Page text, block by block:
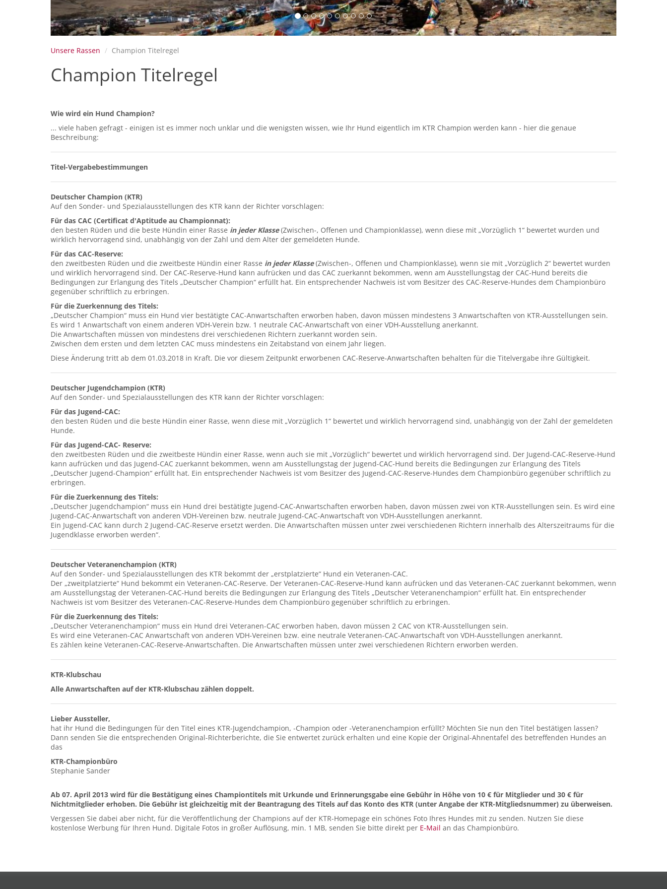
Unsere Rassen Champion Titelregel
Champion Titelregel
Wie wird ein Hund Champion?
... viele haben gefragt - einigen ist es immer noch unklar und die wenigsten wissen, wie Ihr Hund eigentlich im KTR Champion werden kann - hier die genaue
Beschreibung:
Titel-Vergabebestimmungen
Deutscher Champion (KTR)
Auf den Sonder- und Spezialausstellungen des KTR kann der Richter vorschlagen:
Für das CAC (Certificat d'Aptitude au Championnat):
den besten Rüden und die beste Hündin einer Rasse in jeder Klasse(Zwischen-, Offenen und Championklasse), wenn diese mit „Vorzüglich 1“ bewertet wurden und
wirklich hervorragend sind, unabhängig von der Zahl und dem Alter der gemeldeten Hunde.
Für das CAC-Reserve:
den zweitbesten Rüden und die zweitbeste Hündin einer Rasse in jeder Klasse(Zwischen-, Offenen und Championklasse), wenn sie mit „Vorzüglich 2“ bewertet wurden
und wirklich hervorragend sind. Der CAC-Reserve-Hund kann aufrücken und das CAC zuerkannt bekommen, wenn am Ausstellungstag der CAC-Hund bereits die
Bedingungen zur Erlangung des Titels „Deutscher Champion“ erfüllt hat. Ein entsprechender Nachweis ist vom Besitzer des CAC-Reserve-Hundes dem Championbüro
gegenüber schriftlich zu erbringen.
Für die Zuerkennung des Titels:
„Deutscher Champion“ muss ein Hund vier bestätigte CAC-Anwartschaften erworben haben, davon müssen mindestens 3 Anwartschaften von KTR-Ausstellungen sein.
Es wird 1 Anwartschaft von einem anderen VDH-Verein bzw. 1 neutrale CAC-Anwartschaft von einer VDH-Ausstellung anerkannt.
Die Anwartschaften müssen von mindestens drei verschiedenen Richtern zuerkannt worden sein.
Zwischen dem ersten und dem letzten CAC muss mindestens ein Zeitabstand von einem Jahr liegen.
Diese Änderung tritt ab dem 01.03.2018 in Kraft. Die vor diesem Zeitpunkt erworbenen CAC-Reserve-Anwartschaften behalten für die Titelvergabe ihre Gültigkeit.
Deutscher Jugendchampion (KTR)
Auf den Sonder- und Spezialausstellungen des KTR kann der Richter vorschlagen:
Für das Jugend-CAC:
den besten Rüden und die beste Hündin einer Rasse, wenn diese mit „Vorzüglich 1“ bewertet und wirklich hervorragend sind, unabhängig von der Zahl der gemeldeten
Hunde.
Für das Jugend-CAC- Reserve:
den zweitbesten Rüden und die zweitbeste Hündin einer Rasse, wenn auch sie mit „Vorzüglich“ bewertet und wirklich hervorragend sind. Der Jugend-CAC-Reserve-Hund
kann aufrücken und das Jugend-CAC zuerkannt bekommen, wenn am Ausstellungstag der Jugend-CAC-Hund bereits die Bedingungen zur Erlangung des Titels
„Deutscher Jugend-Champion“ erfüllt hat. Ein entsprechender Nachweis ist vom Besitzer des Jugend-CAC-Reserve-Hundes dem Championbüro gegenüber schriftlich zu
erbringen.
Für die Zuerkennung des Titels:
„Deutscher Jugendchampion“ muss ein Hund drei bestätigte Jugend-CAC-Anwartschaften erworben haben, davon müssen zwei von KTR-Ausstellungen sein. Es wird eine
Jugend-CAC-Anwartschaft von anderen VDH-Vereinen bzw. neutrale Jugend-CAC-Anwartschaft von VDH-Ausstellungen anerkannt.
Ein Jugend-CAC kann durch 2 Jugend-CAC-Reserve ersetzt werden. Die Anwartschaften müssen unter zwei verschiedenen Richtern innerhalb des Alterszeitraums für die
Jugendklasse erworben werden“.
Deutscher Veteranenchampion (KTR)
Auf den Sonder- und Spezialausstellungen des KTR bekommt der „erstplatzierte“ Hund ein Veteranen-CAC.
Der „zweitplatzierte“ Hund bekommt ein Veteranen-CAC-Reserve. Der Veteranen-CAC-Reserve-Hund kann aufrücken und das Veteranen-CAC zuerkannt bekommen, wenn
am Ausstellungstag der Veteranen-CAC-Hund bereits die Bedingungen zur Erlangung des Titels „Deutscher Veteranenchampion“ erfüllt hat. Ein entsprechender
Nachweis ist vom Besitzer des Veteranen-CAC-Reserve-Hundes dem Championbüro gegenüber schriftlich zu erbringen.
Für die Zuerkennung des Titels:
„Deutscher Veteranenchampion“ muss ein Hund drei Veteranen-CAC erworben haben, davon müssen 2 CAC von KTR-Ausstellungen sein.
Es wird eine Veteranen-CAC Anwartschaft von anderen VDH-Vereinen bzw. eine neutrale Veteranen-CAC-Anwartschaft von VDH-Ausstellungen anerkannt.
Es zählen keine Veteranen-CAC-Reserve-Anwartschaften. Die Anwartschaften müssen unter zwei verschiedenen Richtern erworben werden.
KTR-Klubschau
Alle Anwartschaften auf der KTR-Klubschau zählen doppelt.
Lieber Aussteller,
hat ihr Hund die Bedingungen für den Titel eines KTR-Jugendchampion, -Champion oder -Veteranenchampion erfüllt? Möchten Sie nun den Titel bestätigen lassen?
Dann senden Sie die entsprechenden Original-Richterberichte, die Sie entwertet zurück erhalten und eine Kopie der Original-Ahnentafel des betreffenden Hundes an
das
KTR-Championbüro
Stephanie Sander
Ab 07. April 2013 wird für die Bestätigung eines Championtitels mit Urkunde und Erinnerungsgabe eine Gebühr in Höhe von 10 € für Mitglieder und 30 € für
Nichtmitglieder erhoben. Die Gebühr ist gleichzeitig mit der Beantragung des Titels auf das Konto des KTR (unter Angabe der KTR-Mitgliedsnummer) zu überweisen.
Vergessen Sie dabei aber nicht, für die Veröffentlichung der Champions auf der KTR-Homepage ein schönes Foto Ihres Hundes mit zu senden. Nutzen Sie diese
kostenlose Werbung für Ihren Hund. Digitale Fotos in großer Auflösung, min. 1 MB, senden Sie bitte direkt per E-Mail an das Championbüro.